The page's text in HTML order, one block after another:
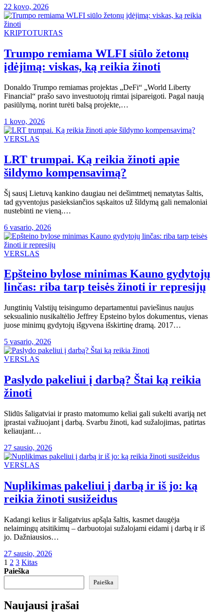
22 kovo, 2026
KRIPTOTURTAS
Trumpo remiama WLFI siūlo žetonų
įdėjimą: viskas, ką reikia žinoti
Donaldo Trumpo remiamas projektas „DeFi“ „World Liberty
Financial“ prašo savo investuotojų rimtai įsipareigoti. Pagal naują
pasiūlymą, norint turėti balsą projekte,…
1 kovo, 2026
VERSLAS
LRT trumpai. Ką reikia žinoti apie
šildymo kompensavimą?
Šį sausį Lietuvą kankino daugiau nei dešimtmetį nematytas šaltis,
tad gyventojus pasieksiančios sąskaitos už šildymą gali nemaloniai
nustebinti ne vieną.…
6 vasario, 2026
VERSLAS
Epšteino bylose minimas Kauno gydytojų
linčas: riba tarp teisės žinoti ir represijų
Jungtinių Valstijų teisingumo departamentui paviešinus naujus
seksualinio nusikaltėlio Jeffrey Epsteino bylos dokumentus, vienas
juose minimų gydytojų išgyvena išskirtinę dramą. 2017…
5 vasario, 2026
VERSLAS
Paslydo pakeliui į darbą? Štai ką reikia
žinoti
Slidūs šaligatviai ir prasto matomumo keliai gali sukelti avariją net
įprastai važiuojant į darbą. Svarbu žinoti, kad sužalojimas, patirtas
keliaujant…
27 sausio, 2026
VERSLAS
Nuplikimas pakeliui į darbą ir iš jo: ką
reikia žinoti susižeidus
Kadangi kelius ir šaligatvius apšąla šaltis, kasmet daugėja
nelaimingų atsitikimų – darbuotojai sužalojami eidami į darbą ir iš
jo. Dažniausios…
27 sausio, 2026
Įrašų
puslapiavimas
1 2 3 Kitas
Paieška
Paieška
Naujausi įrašai